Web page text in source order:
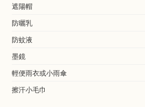
遮陽帽
防曬乳
防蚊液
墨鏡
輕便雨衣或小雨傘
擦汗小毛巾